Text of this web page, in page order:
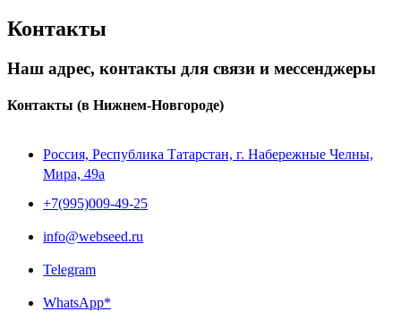
Контакты
Наш адрес, контакты для связи и мессенджеры
Контакты (в Нижнем-Новгороде)
Россия, Республика Татарстан, г. Набережные Челны,
Мира, 49a
+7(995)009-49-25
info@webseed.ru
Telegram
WhatsApp*